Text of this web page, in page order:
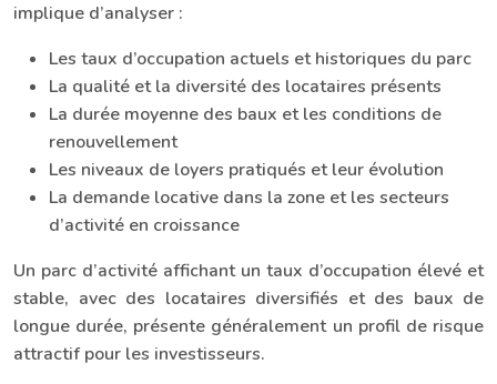
implique d’analyser :
Les taux d’occupation actuels et historiques du parc
La qualité et la diversité des locataires présents
La durée moyenne des baux et les conditions de
renouvellement
Les niveaux de loyers pratiqués et leur évolution
La demande locative dans la zone et les secteurs
d’activité en croissance
Un parc d’activité affichant un taux d’occupation élevé et
stable, avec des locataires diversifiés et des baux de
longue durée, présente généralement un profil de risque
attractif pour les investisseurs.